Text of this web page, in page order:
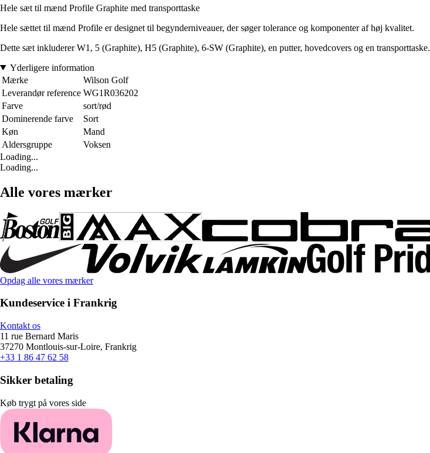
Hele sæt til mænd Profile Graphite med transporttaske
Hele sættet til mænd Profile er designet til begynderniveauer, der søger tolerance og komponenter af høj kvalitet.
Dette sæt inkluderer W1, 5 (Graphite), H5 (Graphite), 6-SW (Graphite), en putter, hovedcovers og en transporttaske.
Yderligere information
Mærke
Wilson Golf
Leverandør reference WG1R036202
Farve
sort/rød
Dominerende farve
Sort
Køn
Mand
Aldersgruppe
Voksen
Loading...
Loading...
Alle vores mærker
Opdag alle vores mærker
Kundeservice i Frankrig
Kontakt os
11 rue Bernard Maris
37270 Montlouis-sur-Loire, Frankrig
+33 1 86 47 62 58
Sikker betaling
Køb trygt på vores side